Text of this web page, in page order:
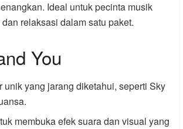
Ideal untuk pecinta musik
relaksasi dalam satu paket.
You
unik yang jarang diketahui, seperti Sky
membuka efek suara dan visual yang